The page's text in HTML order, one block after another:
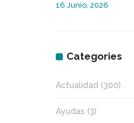
16 Junio, 2026
Categories
Actualidad (300)
Ayudas (3)